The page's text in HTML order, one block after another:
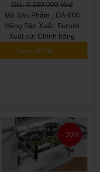
Giá: 2.250.000 Vnđ
Mã Sản Phẩm : DA-600
Hãng Sản Xuất: Eurokit
Xuất xứ: Chính hãng
Xem chi tiết
- 30%